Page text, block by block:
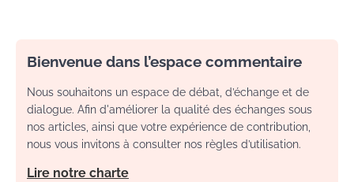
Bienvenue dans l’espace commentaire
Nous souhaitons un espace de débat, d’échange et de
dialogue. Afin d'améliorer la qualité des échanges sous
nos articles, ainsi que votre expérience de contribution,
nous vous invitons à consulter nos règles d’utilisation.
Lire notre charte